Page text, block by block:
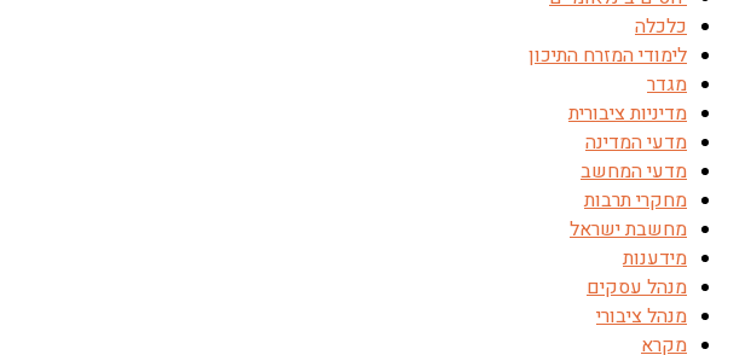
כלכלה
לימודי המזרח התיכון
מגדר
מדיניות ציבורית
מדעי המדינה
מדעי המחשב
מחקרי תרבות
מחשבת ישראל
מידענות
מנהל עסקים
מנהל ציבורי
מקרא